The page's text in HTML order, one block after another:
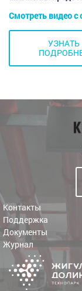
Смотреть видео с
УЗНАТЬ
Контакты
Поддержка
Документы
Журнал